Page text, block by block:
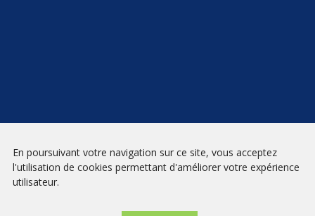
NEWSLETTER
En poursuivant votre navigation sur ce site, vous acceptez
l'utilisation de cookies permettant d'améliorer votre expérience
utilisateur.